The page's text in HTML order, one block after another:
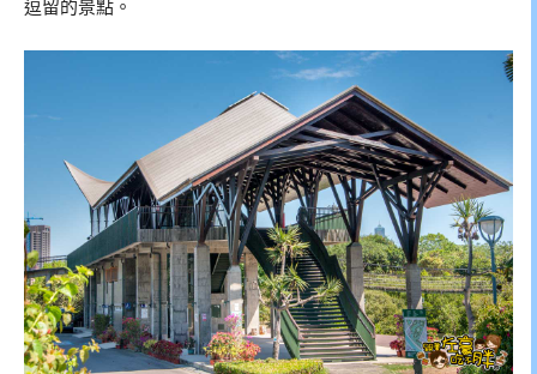
逗留的景點。